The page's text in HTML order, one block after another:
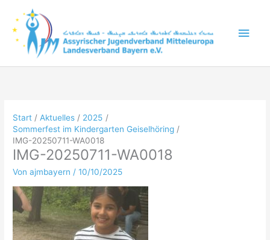
Inhalt
springen
Start Aktuelles
2025
Sommerfest im Kindergarten Geiselhöring
IMG-20250711-WA0018
IMG-20250711-WA0018
Vonajmbayern/10/10/2025